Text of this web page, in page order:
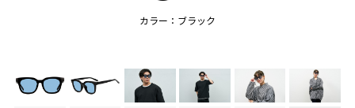
カラー：ブラック